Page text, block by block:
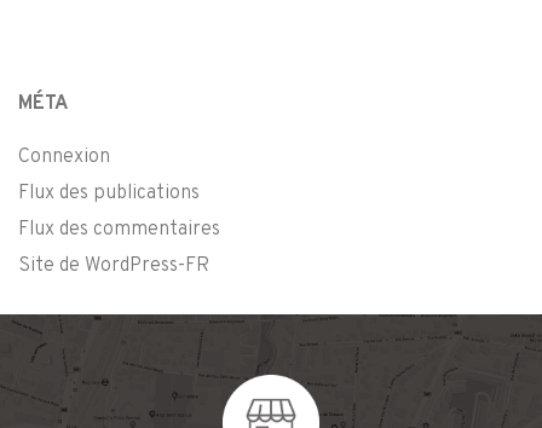
MÉTA
Connexion
Flux des publications
Flux des commentaires
Site de WordPress-FR